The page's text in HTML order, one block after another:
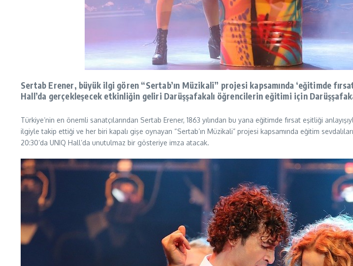
Sertab Erener, büyük ilgi gören “Sertab’ın Müzikali” projesi kapsamında ‘eğitimde
Hall’da gerçekleşecek etkinliğin geliri Darüşşafakalı öğrencilerin eğitimi için
Türkiye’nin en önemli sanatçılarından Sertab Erener, 1863 yılından bu yana eğitimde fırsat eşitliği
ilgiyle takip ettiği ve her biri kapalı gişe oynayan “Sertab’ın Müzikali” projesi kapsamında eğitim
20:30’da UNIQ Hall’da unutulmaz bir gösteriye imza atacak.